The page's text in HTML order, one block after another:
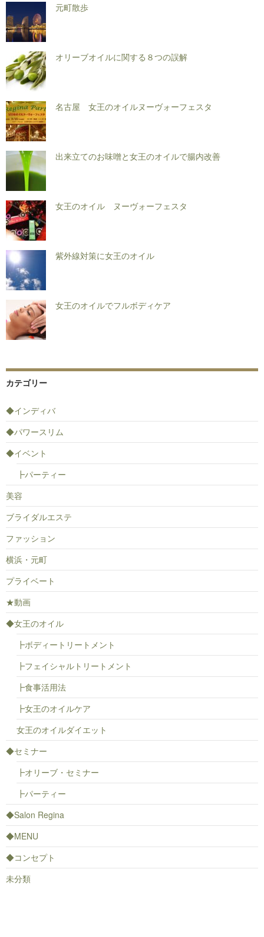
元町散歩
オリーブオイルに関する８つの誤解
名古屋 女王のオイルヌーヴォーフェスタ
出来立てのお味噌と女王のオイルで腸内改善
女王のオイル ヌーヴォーフェスタ
紫外線対策に女王のオイル
女王のオイルでフルボディケア
カテゴリー
◆インディバ
◆パワースリム
◆イベント
┣パーティー
美容
ブライダルエステ
ファッション
横浜・元町
プライベート
★動画
◆女王のオイル
┣ボディートリートメント
┣フェイシャルトリートメント
┣食事活用法
┣女王のオイルケア
女王のオイルダイエット
◆セミナー
┣オリーブ・セミナー
┣パーティー
◆Salon Regina
◆MENU
◆コンセプト
未分類